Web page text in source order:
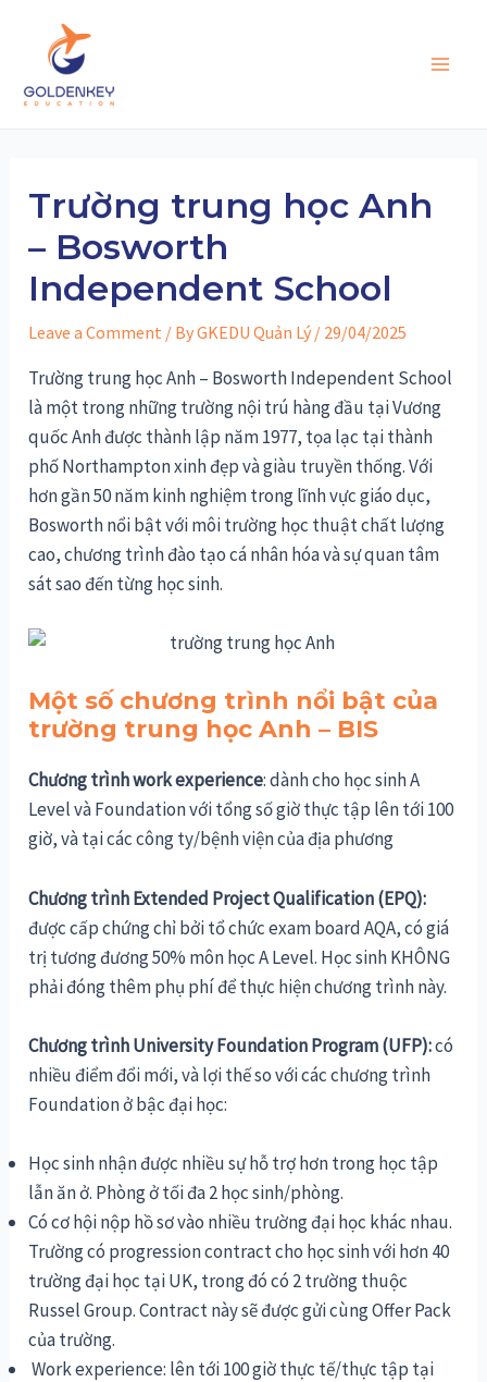
content
Trường trung học Anh
– Bosworth
Independent School
Leave a Comment / ByGKEDU Quản Lý / 29/04/2025
Trường trung học Anh – Bosworth Independent School
là một trong những trường nội trú hàng đầu tại Vương
quốc Anh được thành lập năm 1977, tọa lạc tại thành
phố Northampton xinh đẹp và giàu truyền thống. Với
hơn gần 50 năm kinh nghiệm trong lĩnh vực giáo dục,
Bosworth nổi bật với môi trường học thuật chất lượng
cao, chương trình đào tạo cá nhân hóa và sự quan tâm
sát sao đến từng học sinh.
Một số chương trình nổi bật của
trường trung học Anh – BIS
Chương trình work experience: dành cho học sinh A
Level và Foundation với tổng số giờ thực tập lên tới 100
giờ, và tại các công ty/bệnh viện của địa phương
Chương trình Extended Project Qualification (EPQ):
được cấp chứng chỉ bởi tổ chức exam board AQA, có giá
trị tương đương 50% môn học A Level. Học sinh KHÔNG
phải đóng thêm phụ phí để thực hiện chương trình này.
Chương trình University Foundation Program (UFP):có
nhiều điểm đổi mới, và lợi thế so với các chương trình
Foundation ở bậc đại học:
Học sinh nhận được nhiều sự hỗ trợ hơn trong học tập
lẫn ăn ở. Phòng ở tối đa 2 học sinh/phòng.
Có cơ hội nộp hồ sơ vào nhiều trường đại học khác nhau.
Trường có progression contract cho học sinh với hơn 40
trường đại học tại UK, trong đó có 2 trường thuộc
Russel Group. Contract này sẽ được gửi cùng Offer Pack
của trường.
Work experience: lên tới 100 giờ thực tế/thực tập tại